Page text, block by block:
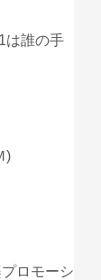
は誰の手
)
ロモーシ